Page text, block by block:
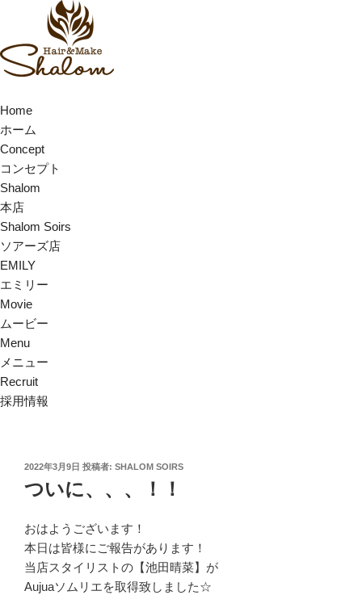
Home
ホーム
Concept
コンセプト
Shalom
本店
Shalom Soirs
ソアーズ店
EMILY
エミリー
Movie
ムービー
Menu
メニュー
Recruit
採用情報
投
日:
2022年3月9日 投稿者: SHALOM SOIRS
ついに、、、！！
おはようございます！
本日は皆様にご報告があります！
当店スタイリストの【池田晴菜】が
Aujuaソムリエを取得致しました☆